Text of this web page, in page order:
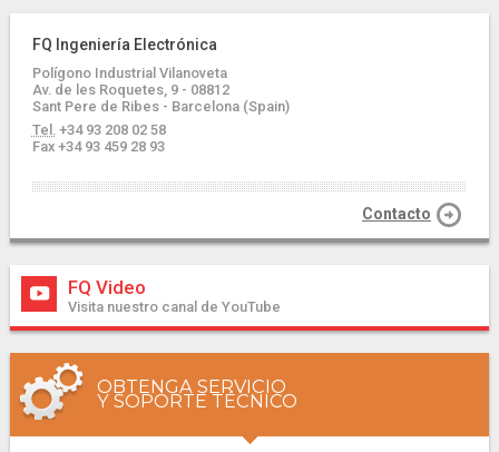
FQ Ingeniería Electrónica
Polígono Industrial Vilanoveta
Av. de les Roquetes, 9 - 08812
Sant Pere de Ribes - Barcelona (Spain)
Tel. +34 93 208 02 58
Fax +34 93 459 28 93
Contacto
FQ Video
Visita nuestro canal de YouTube
OBTENGA SERVICIO
Y SOPORTE TÉCNICO